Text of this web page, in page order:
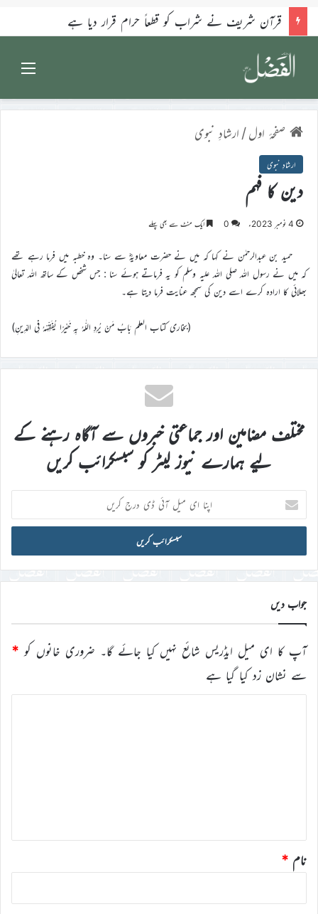
قرآن شریف نے شراب کو قطعاً حرام قرار دیا ہے
صفحۂ اول/ ارشادِ نبوی
ارشادِ نبوی
دین کا فہم
4 نومبر 2023ء 0 ایک منٹ سے بھی پہلے
حمید بن عبدالرحمٰن نے کہا کہ میں نے حضرت معاویہؓ سے سنا۔ وہ خطبہ میں فرما رہے تھے
کہ میں نے رسول اللہ صلی اللہ علیہ وسلم کو یہ فرماتے ہوئے سنا : جس شخص کے ساتھ اللہ تعالیٰ
بھلائی کا ارادہ کرے اسے دین کی سمجھ عنایت فرما دیتا ہے۔
(بخاری کتاب العلم بَابُ مَنْ يُرِدِ اللّٰهُ بِهِ خَيْرًا يُفَقِّهْهُ فِي الدِّينِ)
مختلف مضامین اور جماعتی خبروں سے آگاہ رہنے کے
لیے ہمارے نیوز لیٹر کو سبسکرائب کریں
اپنا
ای
میل
ڈی
درج
کریں
جواب دیں
آپ کا ای میل ایڈریس شائع نہیں کیا جائے گا۔ ضروری خانوں کو *
سے نشان زد کیا گیا ہے
نام *